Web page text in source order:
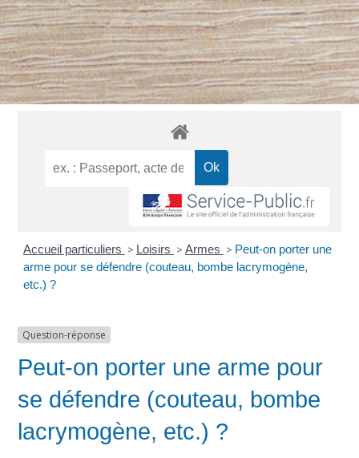
Accueil particuliers > Loisirs > Armes > Peut-on porter une
arme pour se défendre (couteau, bombe lacrymogène,
etc.) ?
Question-réponse
Peut-on porter une arme pour
se défendre (couteau, bombe
lacrymogène, etc.) ?